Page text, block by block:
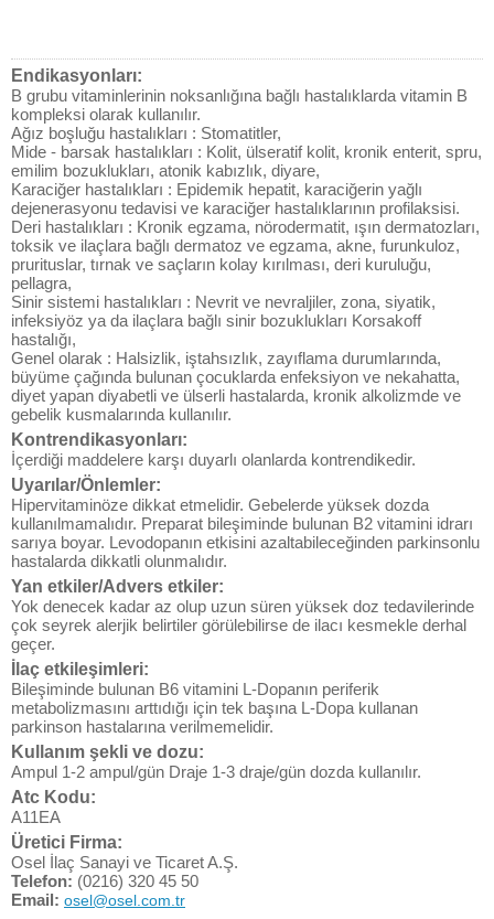
Endikasyonları:
B grubu vitaminlerinin noksanlığına bağlı hastalıklarda vitamin B
kompleksi olarak kullanılır.
Ağız boşluğu hastalıkları : Stomatitler,
Mide - barsak hastalıkları : Kolit, ülseratif kolit, kronik enterit, spru,
emilim bozuklukları, atonik kabızlık, diyare,
Karaciğer hastalıkları : Epidemik hepatit, karaciğerin yağlı
dejenerasyonu tedavisi ve karaciğer hastalıklarının profilaksisi.
Deri hastalıkları : Kronik egzama, nörodermatit, ışın dermatozları,
toksik ve ilaçlara bağlı dermatoz ve egzama, akne, furunkuloz,
prurituslar, tırnak ve saçların kolay kırılması, deri kuruluğu,
pellagra,
Sinir sistemi hastalıkları : Nevrit ve nevraljiler, zona, siyatik,
infeksiyöz ya da ilaçlara bağlı sinir bozuklukları Korsakoff
hastalığı,
Genel olarak : Halsizlik, iştahsızlık, zayıflama durumlarında,
büyüme çağında bulunan çocuklarda enfeksiyon ve nekahatta,
diyet yapan diyabetli ve ülserli hastalarda, kronik alkolizmde ve
gebelik kusmalarında kullanılır.
Kontrendikasyonları:
İçerdiği maddelere karşı duyarlı olanlarda kontrendikedir.
Uyarılar/Önlemler:
Hipervitaminöze dikkat etmelidir. Gebelerde yüksek dozda
kullanılmamalıdır. Preparat bileşiminde bulunan B2 vitamini idrarı
sarıya boyar. Levodopanın etkisini azaltabileceğinden parkinsonlu
hastalarda dikkatli olunmalıdır.
Yan etkiler/Advers etkiler:
Yok denecek kadar az olup uzun süren yüksek doz tedavilerinde
çok seyrek alerjik belirtiler görülebilirse de ilacı kesmekle derhal
geçer.
İlaç etkileşimleri:
Bileşiminde bulunan B6 vitamini L-Dopanın periferik
metabolizmasını arttıdığı için tek başına L-Dopa kullanan
parkinson hastalarına verilmemelidir.
Kullanım şekli ve dozu:
Ampul 1-2 ampul/gün Draje 1-3 draje/gün dozda kullanılır.
Atc Kodu:
A11EA
Üretici Firma:
Osel İlaç Sanayi ve Ticaret A.Ş.
Telefon: (0216) 320 45 50
Email: osel@osel.com.tr